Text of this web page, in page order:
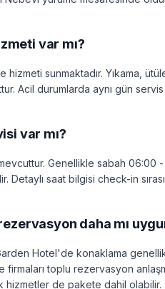
var mı?
hizmeti sunmaktadır. Yıkama,
Acil durumlarda aynı gün servis
var mı?
Genellikle sabah 06:00
Detaylı saat bilgisi check-in
daha mı
Hotel'de konaklama
firmaları toplu rezervasyon
de pakete dahil olabilir.